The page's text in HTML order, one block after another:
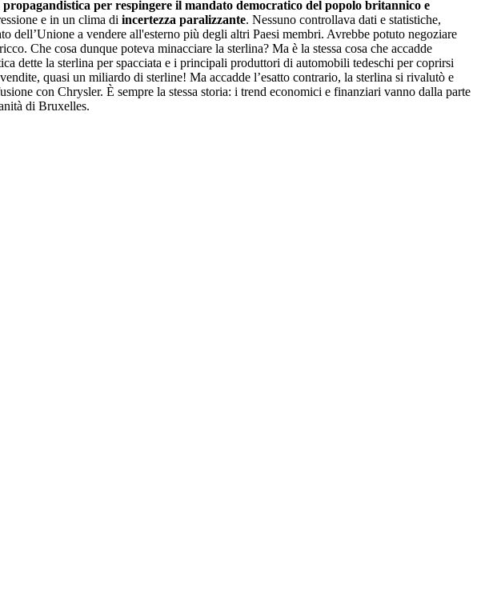
per respingere il mandato democratico del popolo britannico e
e in un clima di incertezza paralizzante. Nessuno controllava dati e statistiche,
dell’Unione a vendere all'esterno più degli altri Paesi membri. Avrebbe potuto negoziare
Che cosa dunque poteva minacciare la sterlina? Ma è la stessa cosa che accadde
dette la sterlina per spacciata e i principali produttori di automobili tedeschi per coprirsi
quasi un miliardo di sterline! Ma accadde l’esatto contrario, la sterlina si rivalutò e
con Chrysler. È sempre la stessa storia: i trend economici e finanziari vanno dalla parte
di Bruxelles.